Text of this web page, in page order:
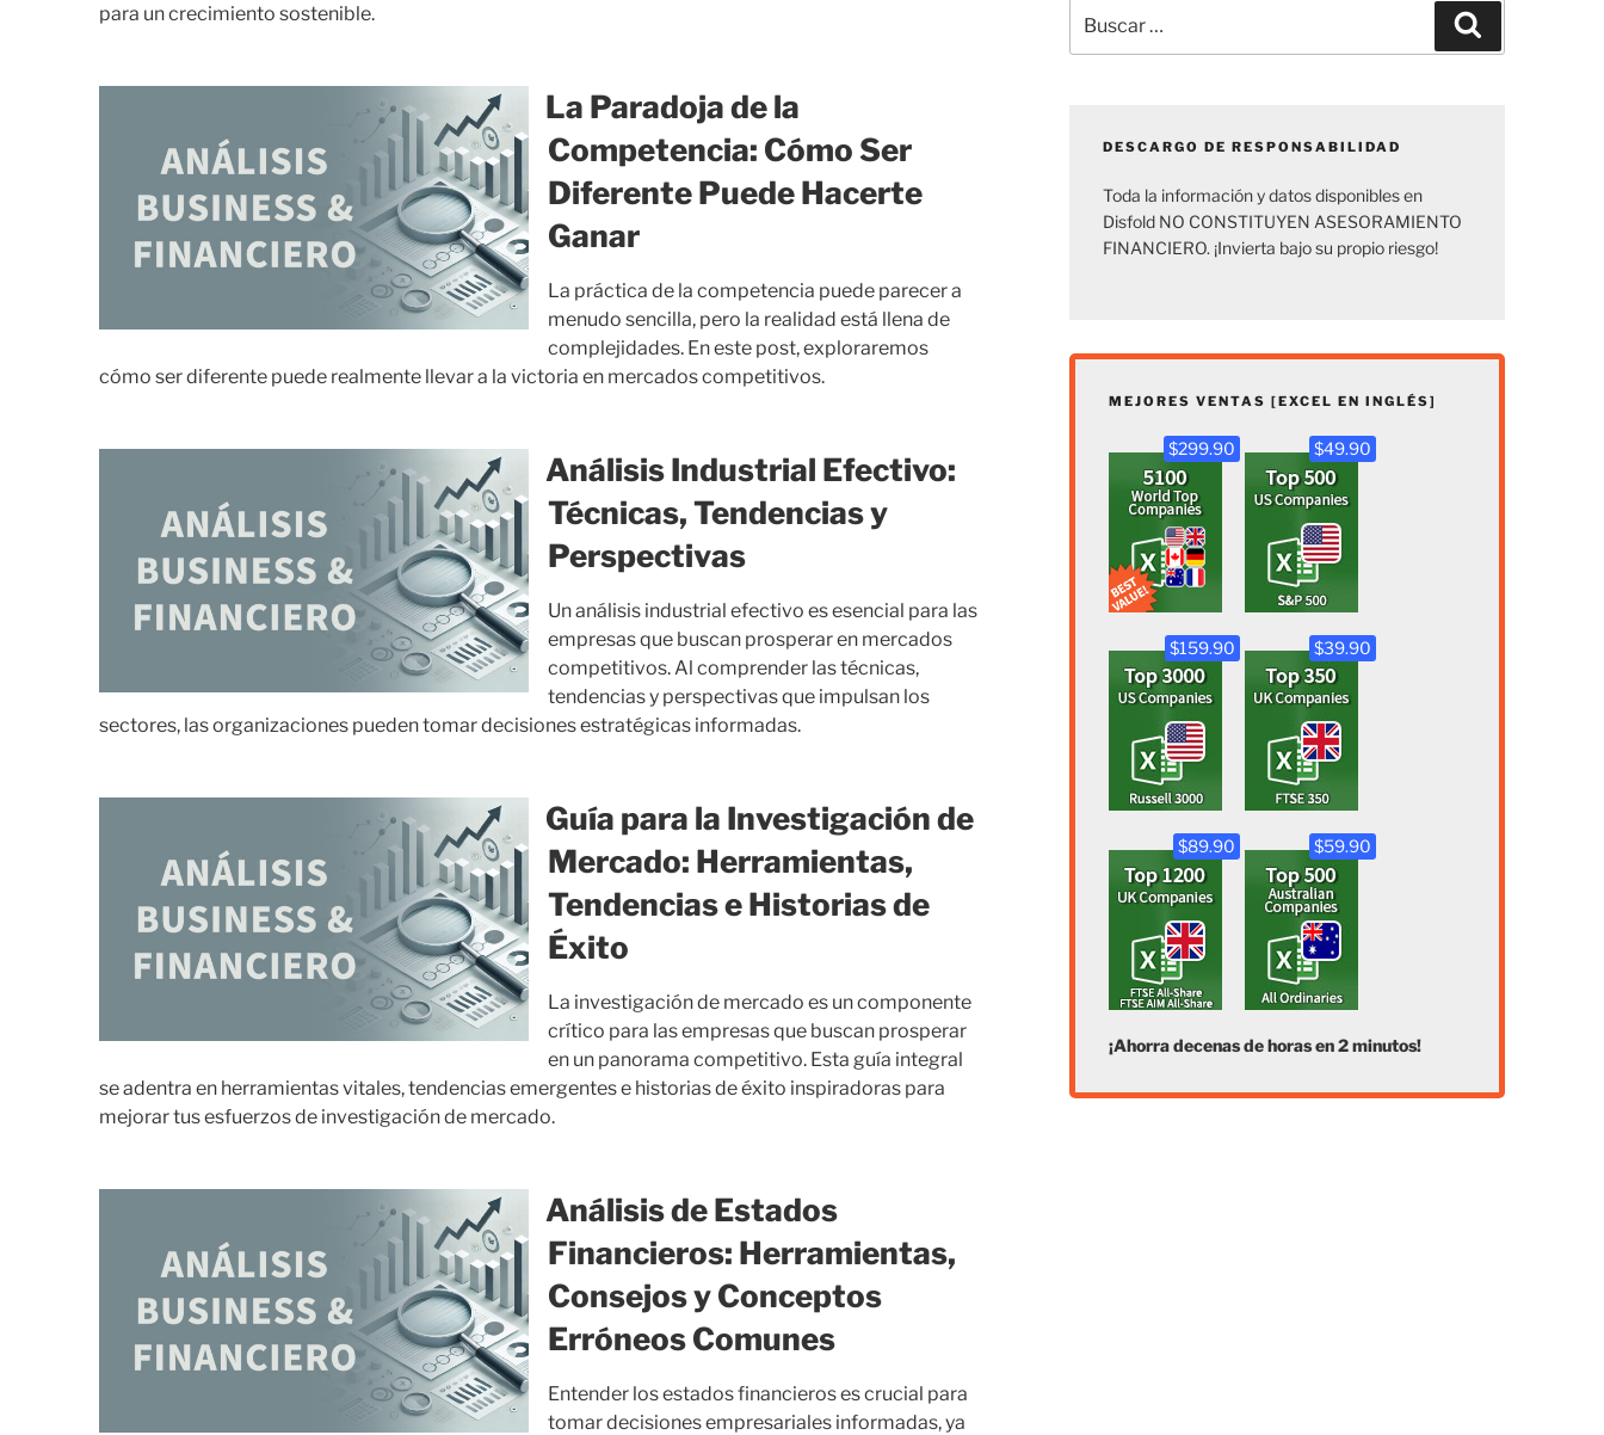
para un crecimiento sostenible.
La Paradoja de la
Competencia: Cómo Ser
Diferente Puede Hacerte
Ganar
La práctica de la competencia puede parecer a
menudo sencilla, pero la realidad está llena de
complejidades. En este post, exploraremos
cómo ser diferente puede realmente llevar a la victoria en mercados competitivos.
Análisis Industrial Efectivo:
Técnicas, Tendencias y
Perspectivas
Un análisis industrial efectivo es esencial para las
empresas que buscan prosperar en mercados
competitivos. Al comprender las técnicas,
tendencias y perspectivas que impulsan los
sectores, las organizaciones pueden tomar decisiones estratégicas informadas.
Guía para la Investigación de
Mercado: Herramientas,
Tendencias e Historias de
Éxito
La investigación de mercado es un componente
crítico para las empresas que buscan prosperar
en un panorama competitivo. Esta guía integral
se adentra en herramientas vitales, tendencias emergentes e historias de éxito inspiradoras para
mejorar tus esfuerzos de investigación de mercado.
Análisis de Estados
Financieros: Herramientas,
Consejos y Conceptos
Erróneos Comunes
Entender los estados financieros es crucial para
tomar decisiones empresariales informadas, ya
por:
DESCARGO DE RESPONSABILIDAD
Toda la información y datos disponibles en
Disfold NO CONSTITUYEN ASESORAMIENTO
FINANCIERO. ¡Invierta bajo su propio riesgo!
MEJORES VENTAS [EXCEL EN INGLÉS]
$299.90 $49.90
$159.90 $39.90
$89.90 $59.90
¡Ahorra decenas de horas en 2 minutos!